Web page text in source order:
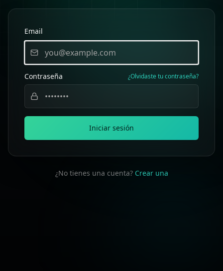
Email
Contraseña ¿Olvidaste tu contraseña?
Iniciar sesión
¿No tienes una cuenta? Crear una